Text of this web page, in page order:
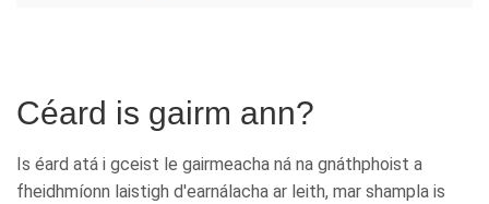
Céard is gairm ann?
Is éard atá i gceist le gairmeacha ná na gnáthphoist a
fheidhmíonn laistigh d'earnálacha ar leith, mar shampla is